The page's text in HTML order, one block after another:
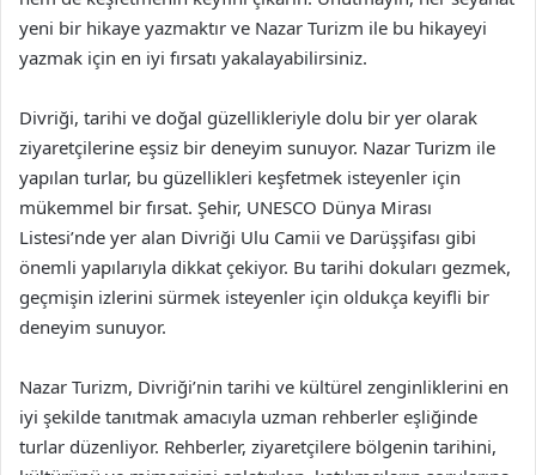
yeni bir hikaye yazmaktır ve Nazar Turizm ile bu hikayeyi
yazmak için en iyi fırsatı yakalayabilirsiniz.
Divriği, tarihi ve doğal güzellikleriyle dolu bir yer olarak
ziyaretçilerine eşsiz bir deneyim sunuyor. Nazar Turizm ile
yapılan turlar, bu güzellikleri keşfetmek isteyenler için
mükemmel bir fırsat. Şehir, UNESCO Dünya Mirası
Listesi’nde yer alan Divriği Ulu Camii ve Darüşşifası gibi
önemli yapılarıyla dikkat çekiyor. Bu tarihi dokuları gezmek,
geçmişin izlerini sürmek isteyenler için oldukça keyifli bir
deneyim sunuyor.
Nazar Turizm, Divriği’nin tarihi ve kültürel zenginliklerini en
iyi şekilde tanıtmak amacıyla uzman rehberler eşliğinde
turlar düzenliyor. Rehberler, ziyaretçilere bölgenin tarihini,